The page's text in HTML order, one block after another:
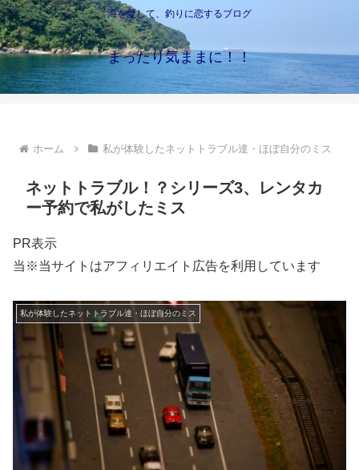
海を愛して、釣りに恋するブログ
まったり気ままに！！
ホーム 私が体験したネットトラブル達・ほぼ自分のミス
ネットトラブル！？シリーズ3、レンタカ
ー予約で私がしたミス
PR表示
当※当サイトはアフィリエイト広告を利用しています
私が体験したネットトラブル達・ほぼ自分のミス